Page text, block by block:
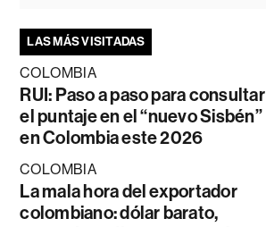
LAS MÁS VISITADAS
COLOMBIA
RUI: Paso a paso para consultar
el puntaje en el “nuevo Sisbén”
en Colombia este 2026
COLOMBIA
La mala hora del exportador
colombiano: dólar barato,